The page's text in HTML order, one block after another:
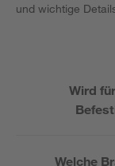
und wichtige
Wird
Welche